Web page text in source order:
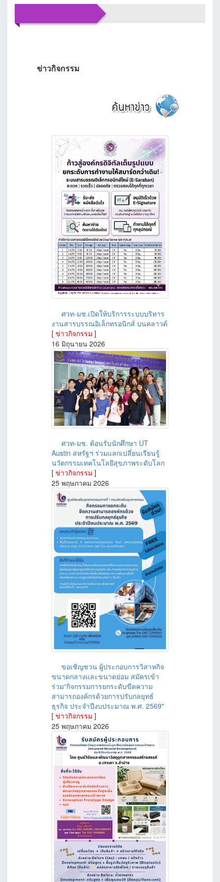
ข่าวกิจกรรม
ศวท-มช.เปิดให้บริการระบบบริหาร
งานสารบรรณอิเล็กทรอนิกส์ บนคลาวด์
[ ข่าวกิจกรรม ]
16 มิถุนายน 2026
ศวท-มช. ต้อนรับนักศึกษา UT
Austin สหรัฐฯ ร่วมแลกเปลี่ยนเรียนรู้
นวัตกรรมเทคโนโลยีสุขภาพระดับโลก
[ ข่าวกิจกรรม ]
25 พฤษภาคม 2026
ขอเชิญชวน ผู้ประกอบการวิสาหกิจ
ขนาดกลางและขนาดย่อม สมัครเข้า
ร่วม“กิจกรรมการยกระดับขีดความ
สามารถองค์กรด้วยการปรับกลยุทธ์
ธุรกิจ ประจำปีงบประมาณ พ.ศ. 2569"
[ ข่าวกิจกรรม ]
25 พฤษภาคม 2026